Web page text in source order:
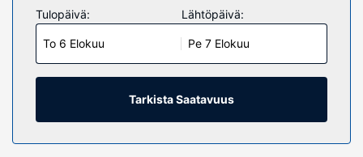
langaton internetyhteys. Kylpyhuoneesta löytyy suihku,
designer-hygieniatuotteet ja hiustenkuivaaja. Huone
siivotaan pyynnöstä. Huoneissa on kahvin-/vedenkeitin ja
ilmainen pullovesi.
Tulopäivä:
To 6 Elokuu
Lähtöpäivä:
Pe 7 Elokuu
Tarkista Saatavuus